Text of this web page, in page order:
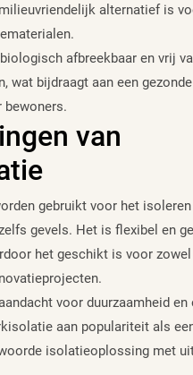
alternatief is
afbreekbaar en vrij
wat bijdraagt aan een gezonde
bewoners.
van
gebruikt voor het isoleren
gevels. Het is flexibel en
het geschikt is voor zowel
voor duurzaamheid en
aan populariteit als
isolatieoplossing met